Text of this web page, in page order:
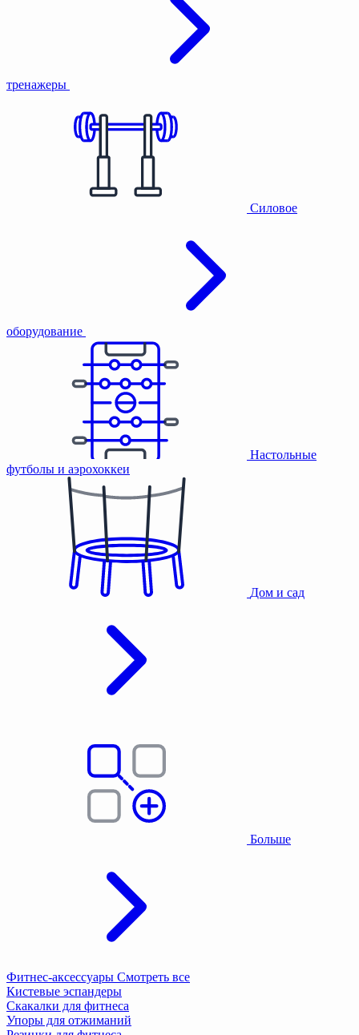
тренажеры
Силовое
оборудование
Настольные
футболы и аэрохоккеи
Дом и сад
Больше
Фитнес-аксессуары Смотреть все
Кистевые эспандеры
Скакалки для фитнеса
Упоры для отжиманий